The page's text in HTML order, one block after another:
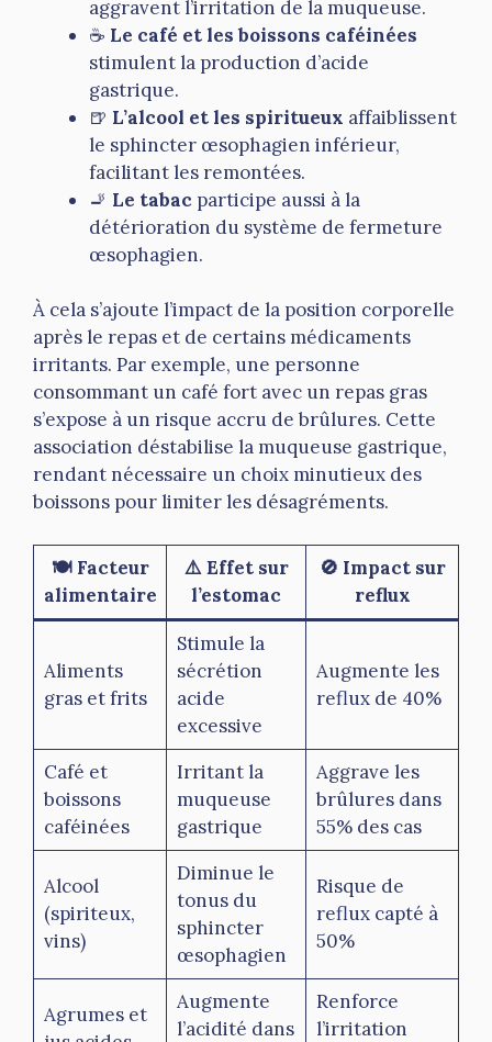
aggravent l’irritation de la muqueuse.
☕ Le café et les boissons caféinées
stimulent la production d’acide
gastrique.
🍺 L’alcool et les spiritueux affaiblissent
le sphincter œsophagien inférieur,
facilitant les remontées.
🚬 Le tabac participe aussi à la
détérioration du système de fermeture
œsophagien.
À cela s’ajoute l’impact de la position corporelle
après le repas et de certains médicaments
irritants. Par exemple, une personne
consommant un café fort avec un repas gras
s’expose à un risque accru de brûlures. Cette
association déstabilise la muqueuse gastrique,
rendant nécessaire un choix minutieux des
boissons pour limiter les désagréments.
🍽️ Facteur
alimentaire
⚠️ Effet sur
l’estomac
🚫 Impact sur
reflux
Aliments
gras et frits
Stimule la
sécrétion
acide
excessive
Augmente les
reflux de 40%
Café et
boissons
caféinées
Irritant la
muqueuse
gastrique
Aggrave les
brûlures dans
55% des cas
Alcool
(spiriteux,
vins)
Diminue le
tonus du
sphincter
œsophagien
Risque de
reflux capté à
50%
Agrumes et
Augmente
l’acidité dans
Renforce
l’irritation